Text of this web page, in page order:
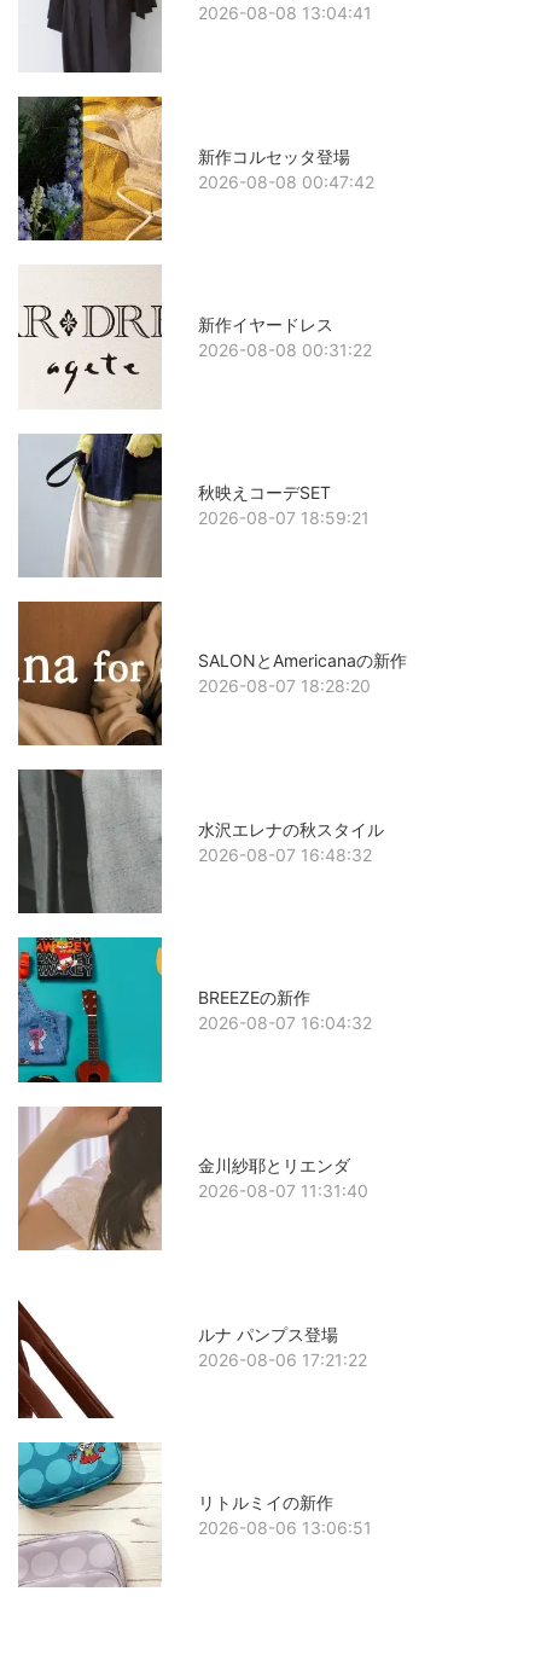
2026-08-08 13:04:41
新作コルセッタ登場
2026-08-08 00:47:42
新作イヤードレス
2026-08-08 00:31:22
秋映えコーデSET
2026-08-07 18:59:21
SALONとAmericanaの新作
2026-08-07 18:28:20
水沢エレナの秋スタイル
2026-08-07 16:48:32
BREEZEの新作
2026-08-07 16:04:32
金川紗耶とリエンダ
2026-08-07 11:31:40
ルナ パンプス登場
2026-08-06 17:21:22
リトルミイの新作
2026-08-06 13:06:51